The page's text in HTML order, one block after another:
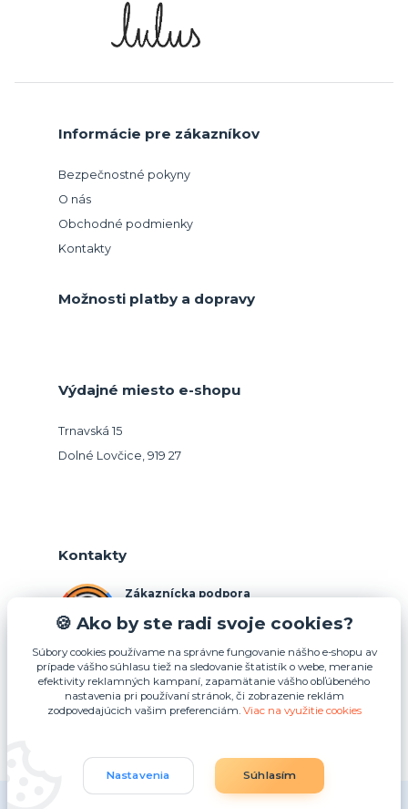
Informácie pre zákazníkov
Bezpečnostné pokyny
O nás
Obchodné podmienky
Kontakty
Možnosti platby a dopravy
Výdajné miesto e-shopu
Trnavská 15
Dolné Lovčice, 919 27
Kontakty
Zákaznícka podpora
(Po-Pia, 10-15 hod.)
info@podnosy.sk
Upraviť zber cookies.
🍪 Ako by ste radi svoje cookies?
Súbory cookies používame na správne fungovanie nášho e-shopu av
prípade vášho súhlasu tiež na sledovanie štatistík o webe, meranie
efektivity reklamných kampaní, zapamätanie vášho obľúbeného
nastavenia pri používaní stránok, či zobrazenie reklám
zodpovedajúcich vašim preferenciám. Viac na využitie cookies
Nastavenia Súhlasím